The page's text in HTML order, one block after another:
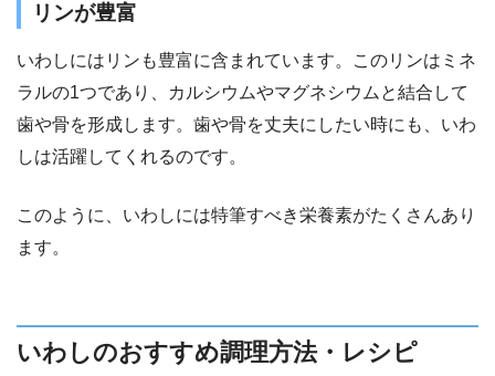
リンが豊富
いわしにはリンも豊富に含まれています。このリンはミネ
ラルの1つであり、カルシウムやマグネシウムと結合して
歯や骨を形成します。歯や骨を丈夫にしたい時にも、いわ
しは活躍してくれるのです。
このように、いわしには特筆すべき栄養素がたくさんあり
ます。
いわしのおすすめ調理方法・レシピ